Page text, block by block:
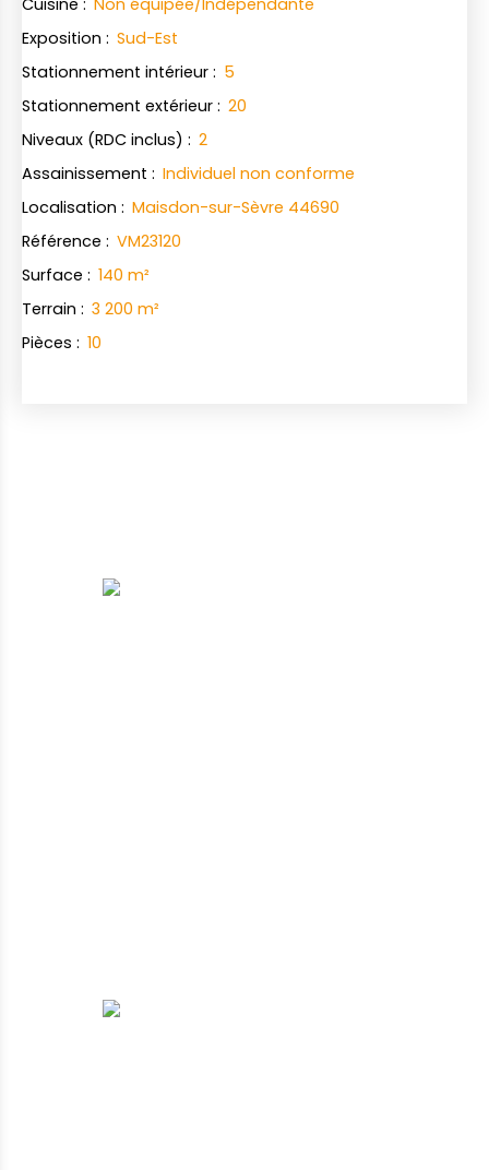
Cuisine : Non équipée/Indépendante
Exposition : Sud-Est
Stationnement intérieur : 5
Stationnement extérieur : 20
Niveaux (RDC inclus) : 2
Assainissement : Individuel non conforme
Localisation : Maisdon-sur-Sèvre 44690
Référence : VM23120
Surface : 140 m²
Terrain : 3 200 m²
Pièces : 10